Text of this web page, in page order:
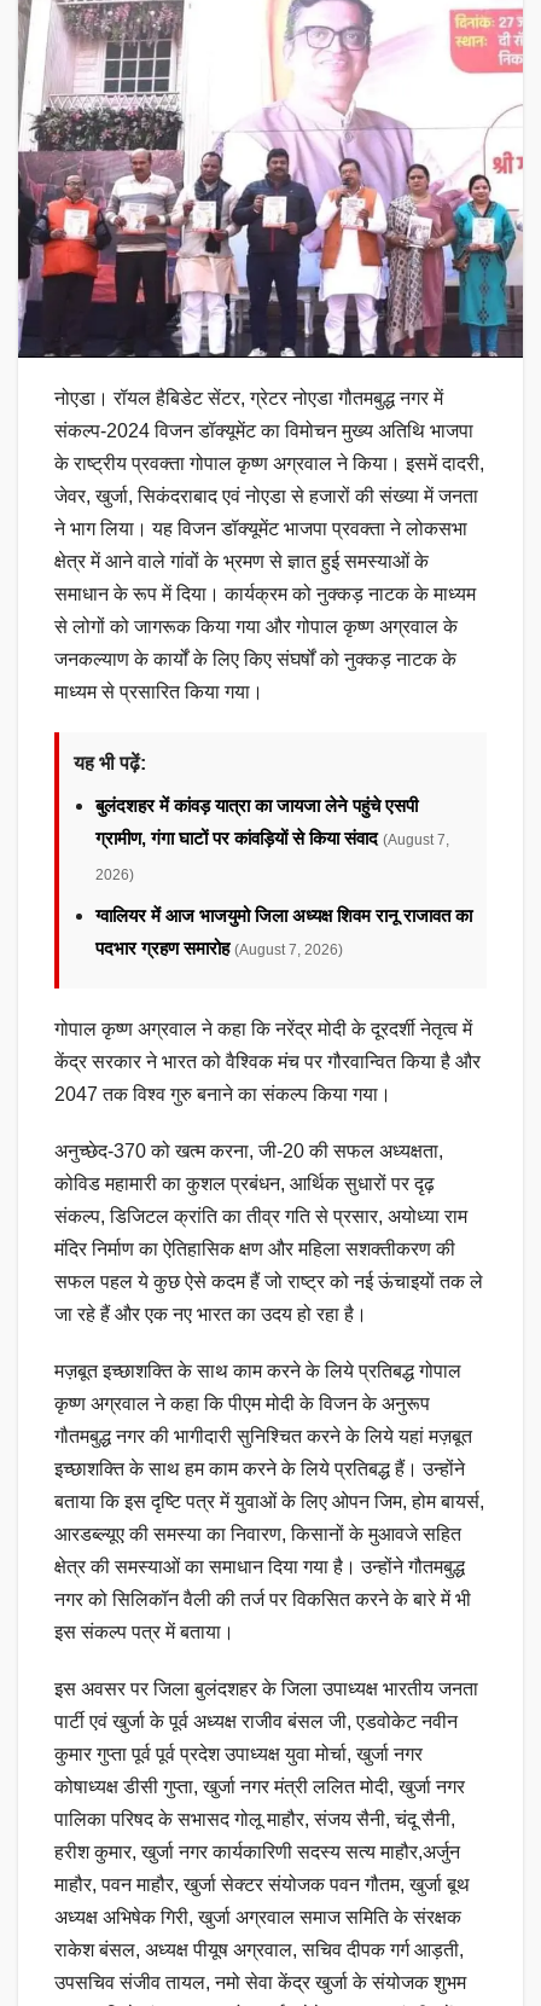
नोएडा। रॉयल हैबिडेट सेंटर, ग्रेटर नोएडा गौतमबुद्ध नगर में
संकल्प-2024 विजन डॉक्यूमेंट का विमोचन मुख्य अतिथि भाजपा
के राष्ट्रीय प्रवक्ता गोपाल कृष्ण अग्रवाल ने किया। इसमें दादरी,
जेवर, खुर्जा, सिकंदराबाद एवं नोएडा से हजारों की संख्या में जनता
ने भाग लिया। यह विजन डॉक्यूमेंट भाजपा प्रवक्ता ने लोकसभा
क्षेत्र में आने वाले गांवों के भ्रमण से ज्ञात हुई समस्याओं के
समाधान के रूप में दिया। कार्यक्रम को नुक्कड़ नाटक के माध्यम
से लोगों को जागरूक किया गया और गोपाल कृष्ण अग्रवाल के
जनकल्याण के कार्यों के लिए किए संघर्षों को नुक्कड़ नाटक के
माध्यम से प्रसारित किया गया।
यह भी पढ़ें:
बुलंदशहर में कांवड़ यात्रा का जायजा लेने पहुंचे एसपी
ग्रामीण, गंगा घाटों पर कांवड़ियों से किया संवाद (August 7,
2026)
ग्वालियर में आज भाजयुमो जिला अध्यक्ष शिवम रानू राजावत का
पदभार ग्रहण समारोह (August 7, 2026)
गोपाल कृष्ण अग्रवाल ने कहा कि नरेंद्र मोदी के दूरदर्शी नेतृत्व में
केंद्र सरकार ने भारत को वैश्विक मंच पर गौरवान्वित किया है और
2047 तक विश्व गुरु बनाने का संकल्प किया गया।
अनुच्छेद-370 को खत्म करना, जी-20 की सफल अध्यक्षता,
कोविड महामारी का कुशल प्रबंधन, आर्थिक सुधारों पर दृढ़
संकल्प, डिजिटल क्रांति का तीव्र गति से प्रसार, अयोध्या राम
मंदिर निर्माण का ऐतिहासिक क्षण और महिला सशक्तीकरण की
सफल पहल ये कुछ ऐसे कदम हैं जो राष्ट्र को नई ऊंचाइयों तक ले
जा रहे हैं और एक नए भारत का उदय हो रहा है।
मज़बूत इच्छाशक्ति के साथ काम करने के लिये प्रतिबद्ध गोपाल
कृष्ण अग्रवाल ने कहा कि पीएम मोदी के विजन के अनुरूप
गौतमबुद्ध नगर की भागीदारी सुनिश्चित करने के लिये यहां मज़बूत
इच्छाशक्ति के साथ हम काम करने के लिये प्रतिबद्ध हैं। उन्होंने
बताया कि इस दृष्टि पत्र में युवाओं के लिए ओपन जिम, होम बायर्स,
आरडब्ल्यूए की समस्या का निवारण, किसानों के मुआवजे सहित
क्षेत्र की समस्याओं का समाधान दिया गया है। उन्होंने गौतमबुद्ध
नगर को सिलिकॉन वैली की तर्ज पर विकसित करने के बारे में भी
इस संकल्प पत्र में बताया।
इस अवसर पर जिला बुलंदशहर के जिला उपाध्यक्ष भारतीय जनता
पार्टी एवं खुर्जा के पूर्व अध्यक्ष राजीव बंसल जी, एडवोकेट नवीन
कुमार गुप्ता पूर्व पूर्व प्रदेश उपाध्यक्ष युवा मोर्चा, खुर्जा नगर
कोषाध्यक्ष डीसी गुप्ता, खुर्जा नगर मंत्री ललित मोदी, खुर्जा नगर
पालिका परिषद के सभासद गोलू माहौर, संजय सैनी, चंदू सैनी,
हरीश कुमार, खुर्जा नगर कार्यकारिणी सदस्य सत्य माहौर,अर्जुन
माहौर, पवन माहौर, खुर्जा सेक्टर संयोजक पवन गौतम, खुर्जा बूथ
अध्यक्ष अभिषेक गिरी, खुर्जा अग्रवाल समाज समिति के संरक्षक
राकेश बंसल, अध्यक्ष पीयूष अग्रवाल, सचिव दीपक गर्ग आड़ती,
उपसचिव संजीव तायल, नमो सेवा केंद्र खुर्जा के संयोजक शुभम